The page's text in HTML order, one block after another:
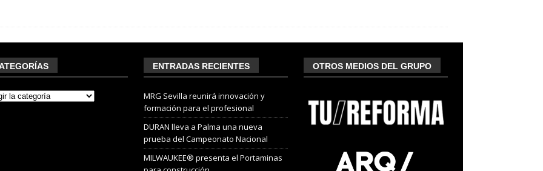
ENTRADAS RECIENTES
MRG Sevilla reunirá innovación y
formación para el profesional
DURAN lleva a Palma una nueva
prueba del Campeonato Nacional
MILWAUKEE® presenta el Portaminas
OTROS MEDIOS DEL GRUPO